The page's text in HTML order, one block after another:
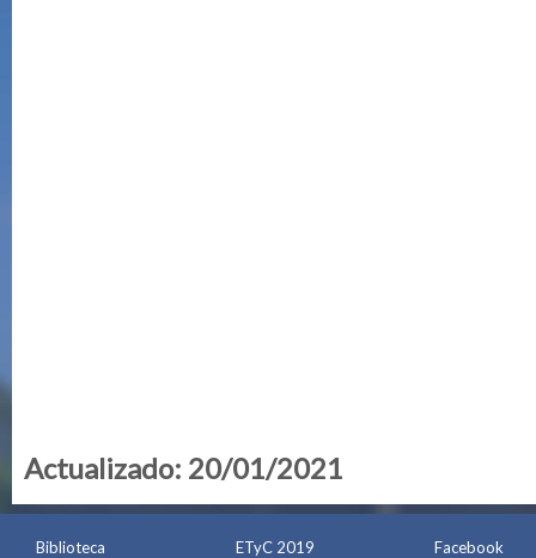
Actualizado: 20/01/2021
Biblioteca
ETyC 2019
Facebook